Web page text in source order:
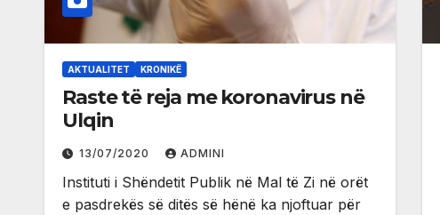
AKTUALITET KRONIKË
Raste të reja me koronavirus në
Ulqin
13/07/2020 ADMINI
Instituti i Shëndetit Publik në Mal të Zi në orët
e pasdrekës së ditës së hënë ka njoftuar për